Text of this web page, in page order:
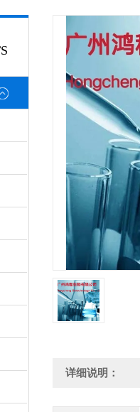
详细说明：